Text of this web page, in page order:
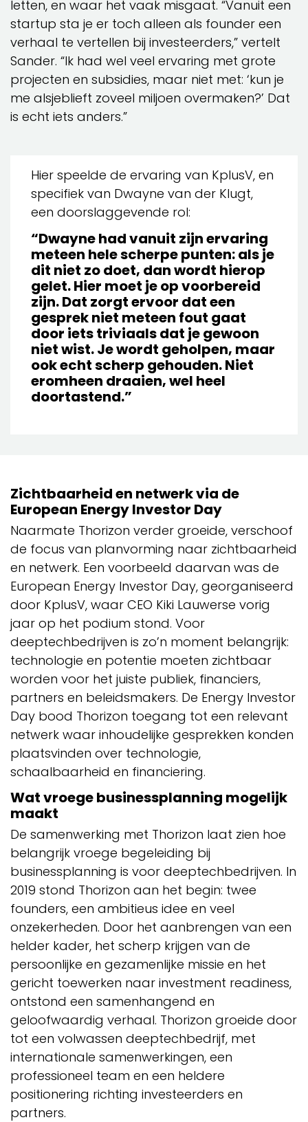
letten, en waar het vaak misgaat. “Vanuit een
startup sta je er toch alleen als founder een
verhaal te vertellen bij investeerders,” vertelt
Sander. “Ik had wel veel ervaring met grote
projecten en subsidies, maar niet met: ‘kun je
me alsjeblieft zoveel miljoen overmaken?’ Dat
is echt iets anders.”
Hier speelde de ervaring van KplusV, en
specifiek van Dwayne van der Klugt,
een doorslaggevende rol:
“Dwayne had vanuit zijn ervaring
meteen hele scherpe punten: als je
dit niet zo doet, dan wordt hierop
gelet. Hier moet je op voorbereid
zijn. Dat zorgt ervoor dat een
gesprek niet meteen fout gaat
door iets triviaals dat je gewoon
niet wist. Je wordt geholpen, maar
ook echt scherp gehouden. Niet
eromheen draaien, wel heel
doortastend.”
Zichtbaarheid en netwerk via de
European Energy Investor Day
Naarmate Thorizon verder groeide, verschoof
de focus van planvorming naar zichtbaarheid
en netwerk. Een voorbeeld daarvan was de
European Energy Investor Day, georganiseerd
door KplusV, waar CEO Kiki Lauwerse vorig
jaar op het podium stond. Voor
deeptechbedrijven is zo’n moment belangrijk:
technologie en potentie moeten zichtbaar
worden voor het juiste publiek, financiers,
partners en beleidsmakers. De Energy Investor
Day bood Thorizon toegang tot een relevant
netwerk waar inhoudelijke gesprekken konden
plaatsvinden over technologie,
schaalbaarheid en financiering.
Wat vroege businessplanning mogelijk
maakt
De samenwerking met Thorizon laat zien hoe
belangrijk vroege begeleiding bij
businessplanning is voor deeptechbedrijven. In
2019 stond Thorizon aan het begin: twee
founders, een ambitieus idee en veel
onzekerheden. Door het aanbrengen van een
helder kader, het scherp krijgen van de
persoonlijke en gezamenlijke missie en het
gericht toewerken naar investment readiness,
ontstond een samenhangend en
geloofwaardig verhaal. Thorizon groeide door
tot een volwassen deeptechbedrijf, met
internationale samenwerkingen, een
professioneel team en een heldere
positionering richting investeerders en
partners.